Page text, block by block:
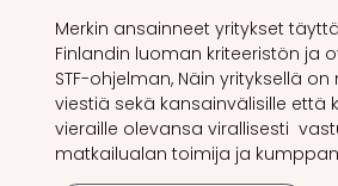
Merkin ansainneet yritykset
Finlandin luoman kriteeristön ja
STF-ohjelman, Näin yrityksellä
viestiä sekä kansainvälisille että
vieraille olevansa virallisesti
matkailualan toimija ja